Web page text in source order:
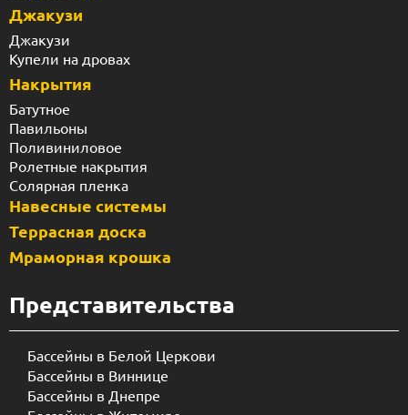
Джакузи
Джакузи
Купели на дровах
Накрытия
Батутное
Павильоны
Поливиниловое
Ролетные накрытия
Солярная пленка
Навесные системы
Террасная доска
Мраморная крошка
Представительства
Бассейны в Белой Церкови
Бассейны в Виннице
Бассейны в Днепре